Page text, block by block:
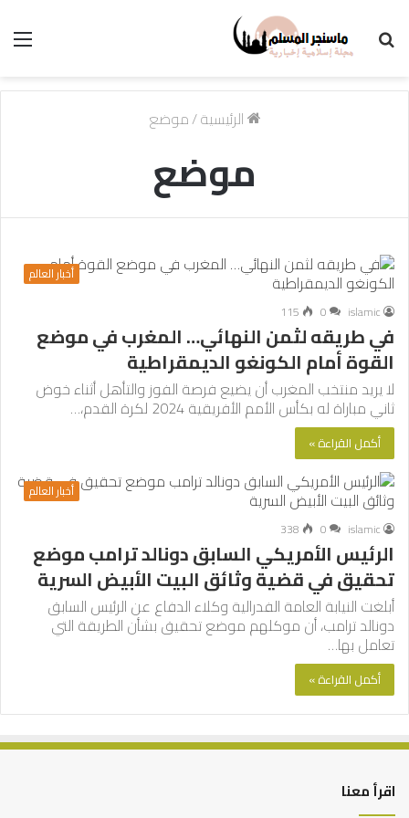
الرئيسية/موضع
موضع
أخبار العالم
islamic
0
115
في طريقه لثمن النهائي… المغرب في موضع
القوة أمام الكونغو الديمقراطية
لا يريد منتخب المغرب أن يضيع فرصة الفوز والتأهل أثناء خوض
ثاني مباراة له بكأس الأمم الأفريقية 2024 لكرة القدم،…
أكمل القراءة »
أخبار العالم
islamic
0
338
الرئيس الأمريكي السابق دونالد ترامب موضع
تحقيق في قضية وثائق البيت الأبيض السرية
أبلغت النيابة العامة الفدرالية وكلاء الدفاع عن الرئيس السابق
دونالد ترامب، أن موكلهم موضع تحقيق بشأن الطريقة التي
تعامل بها…
أكمل القراءة »
اقرأ معنا